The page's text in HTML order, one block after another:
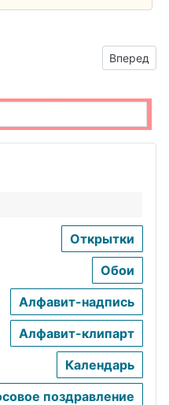
Снегурочки на прозрачном
Вперед
Открытки
Обои
Алфавит-надпись
Алфавит-клипарт
Календарь
поздравление